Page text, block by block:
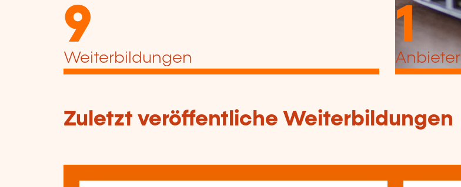
9
Weiterbildungen
1
Anbieter
Zuletzt veröffentliche Weiterbildungen